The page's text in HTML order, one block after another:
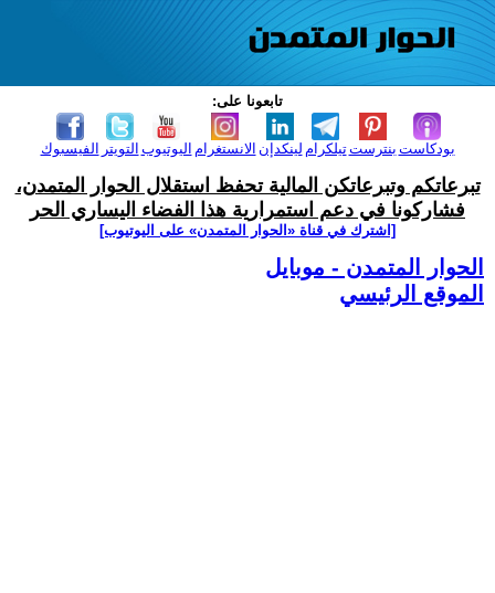
تابعونا على:
الفيسبوك التويتر اليوتيوب الانستغرام لينكدإن تيلكرامبنترست بودكاست
تبرعاتكم وتبرعاتكن المالية تحفظ استقلال الحوار المتمدن،
فشاركونا في دعم استمرارية هذا الفضاء اليساري الحر
[اشترك في قناة ‫«الحوار المتمدن» على اليوتيوب]
الحوار المتمدن - موبايل
الموقع الرئيسي